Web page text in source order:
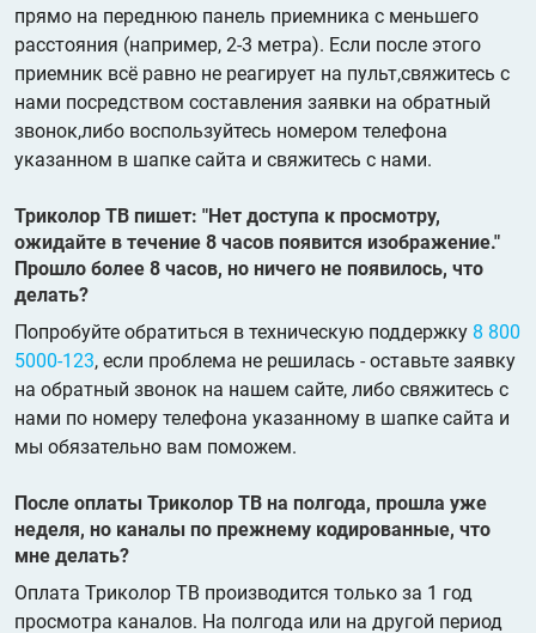
прямо на переднюю панель приемника с меньшего
расстояния (например, 2-3 метра). Если после этого
приемник всё равно не реагирует на пульт,свяжитесь с
нами посредством составления заявки на обратный
звонок,либо воспользуйтесь номером телефона
указанном в шапке сайта и свяжитесь с нами.
Триколор ТВ пишет: "Нет доступа к просмотру,
ожидайте в течение 8 часов появится изображение."
Прошло более 8 часов, но ничего не появилось, что
делать?
Попробуйте обратиться в техническую поддержку 8 800
5000-123, если проблема не решилась - оставьте заявку
на обратный звонок на нашем сайте, либо свяжитесь с
нами по номеру телефона указанному в шапке сайта и
мы обязательно вам поможем.
После оплаты Триколор ТВ на полгода, прошла уже
неделя, но каналы по прежнему кодированные, что
мне делать?
Оплата Триколор ТВ производится только за 1 год
просмотра каналов. На полгода или на другой период